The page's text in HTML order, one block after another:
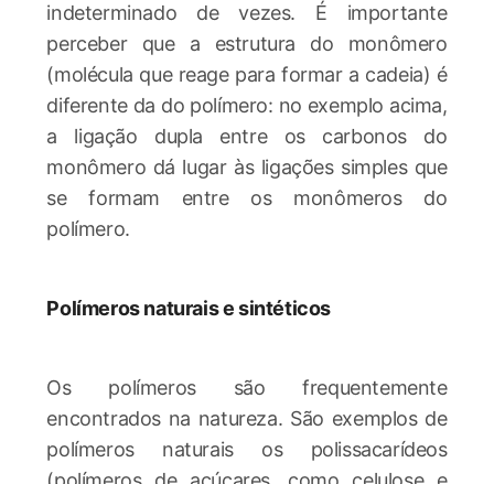
indeterminado de vezes. É importante
perceber que a estrutura do monômero
(molécula que reage para formar a cadeia) é
diferente da do polímero: no exemplo acima,
a ligação dupla entre os carbonos do
monômero dá lugar às ligações simples que
se formam entre os monômeros do
polímero.
Polímeros naturais e sintéticos
Os polímeros são frequentemente
encontrados na natureza. São exemplos de
polímeros naturais os polissacarídeos